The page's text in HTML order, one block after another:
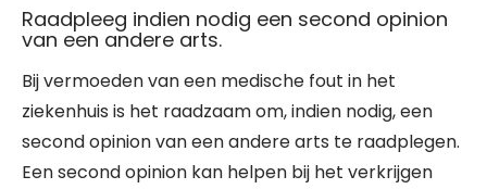
Raadpleeg indien nodig een second opinion
van een andere arts.
Bij vermoeden van een medische fout in het
ziekenhuis is het raadzaam om, indien nodig, een
second opinion van een andere arts te raadplegen.
Een second opinion kan helpen bij het verkrijgen